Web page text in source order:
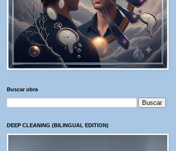
Buscar obra
DEEP CLEANING (BILINGUAL EDITION)